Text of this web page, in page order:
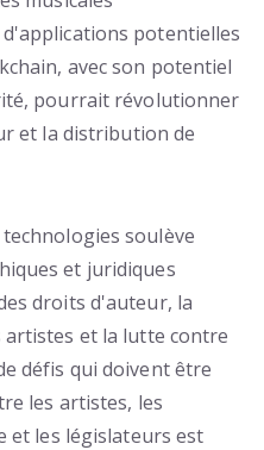
potentielles
avec son potentiel
pourrait révolutionner
et la distribution de
soulève
et juridiques
droits d'auteur, la
et la lutte contre
défis qui doivent être
les artistes, les
et les législateurs est